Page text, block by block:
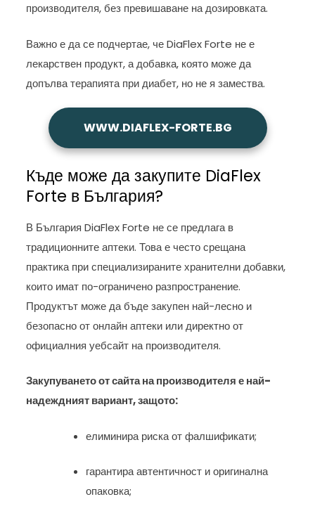
производителя, без превишаване на дозировката.
Важно е да се подчертае, че DiaFlex Forte не е
лекарствен продукт, а добавка, която може да
допълва терапията при диабет, но не я замества.
WWW.DIAFLEX-FORTE.BG
Къде може да закупите DiaFlex
Forte в България?
В България DiaFlex Forte не се предлага в
традиционните аптеки. Това е често срещана
практика при специализираните хранителни добавки,
които имат по-ограничено разпространение.
Продуктът може да бъде закупен най-лесно и
безопасно от онлайн аптеки или директно от
официалния уебсайт на производителя.
Закупуването от сайта на производителя е най-
надеждният вариант, защото:
елиминира риска от фалшификати;
гарантира автентичност и оригинална
опаковка;